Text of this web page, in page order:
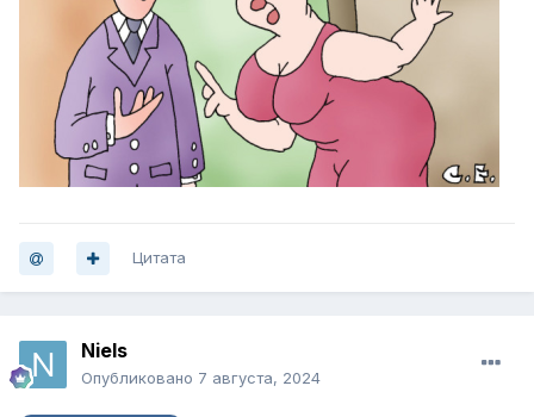
Цитата
Niels
Опубликовано 7 августа, 2024